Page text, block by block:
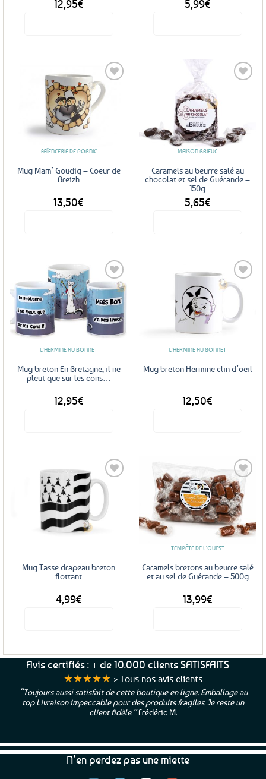
12,95€ 5,99€
FAÏENCERIE DE PORNIC
Mug Mam’ Goudig – Coeur de
Breizh
13,50€
MAISON BRIEUC
Caramels au beurre salé au
chocolat et sel de Guérande –
150g
5,65€
Ajouter
aux
favoris
L'HERMINE AU BONNET
Mug breton En Bretagne, il ne
pleut que sur les cons…
12,95€
Ajouter
aux
favoris
L'HERMINE AU BONNET
Mug breton Hermine clin d’oeil
12,50€
Ajouter
aux
favoris
Mug Tasse drapeau breton
flottant
4,99€
Ajouter
aux
favoris
TEMPÊTE DE L'OUEST
Caramels bretons au beurre salé
et au sel de Guérande – 500g
13,99€
Avis certifiés : + de 10.000 clients SATISFAITS
★★★★★ > Tous nos avis clients
“Toujours aussi satisfait de cette boutique en ligne. Emballage au
top Livraison impeccable pour des produits fragiles. Je reste un
client fidèle.”Frédéric M.
N’en perdez pas une miette